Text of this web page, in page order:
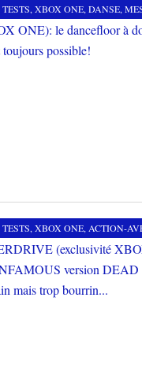
TESTS, XBOX ONE, DANSE, MES COUPS
TESTS, XBOX ONE, ACTION-